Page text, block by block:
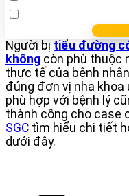
Người bị tiểu đường
không còn phù thuộc
thực tế của bệnh
đúng đơn vị nha khoa
phù hợp với bệnh lý
thành công cho case
SGC tìm hiểu chi tiết
dưới đây.